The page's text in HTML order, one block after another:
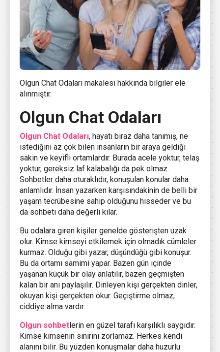
Olgun Chat Odaları makalesi hakkında bilgiler ele
alınmıştır.
Olgun Chat Odaları
Olgun Chat Odaları, hayatı biraz daha tanımış, ne
istediğini az çok bilen insanların bir araya geldiği
sakin ve keyifli ortamlardır. Burada acele yoktur, telaş
yoktur, gereksiz laf kalabalığı da pek olmaz.
Sohbetler daha oturaklıdır, konuşulan konular daha
anlamlıdır. İnsan yazarken karşısındakinin de belli bir
yaşam tecrübesine sahip olduğunu hisseder ve bu
da sohbeti daha değerli kılar.
Bu odalara giren kişiler genelde gösterişten uzak
olur. Kimse kimseyi etkilemek için olmadık cümleler
kurmaz. Olduğu gibi yazar, düşündüğü gibi konuşur.
Bu da ortamı samimi yapar. Bazen gün içinde
yaşanan küçük bir olay anlatılır, bazen geçmişten
kalan bir anı paylaşılır. Dinleyen kişi gerçekten dinler,
okuyan kişi gerçekten okur. Geçiştirme olmaz,
ciddiye alma vardır.
Olgun sohbetlerin en güzel tarafı karşılıklı saygıdır.
Kimse kimsenin sınırını zorlamaz. Herkes kendi
alanını bilir. Bu yüzden konuşmalar daha huzurlu